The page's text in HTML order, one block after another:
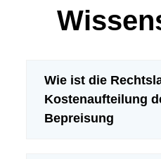
Wie ist die
Kostenaufteilung
Bepreisung